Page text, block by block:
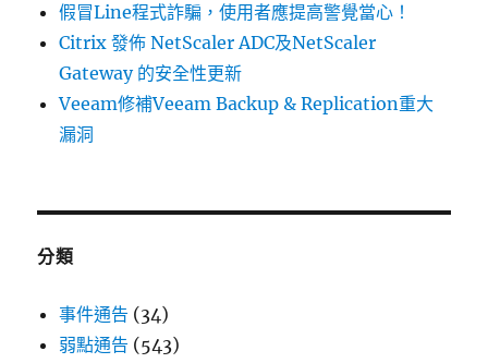
假冒Line程式詐騙，使用者應提高警覺當心！
Citrix 發佈 NetScaler ADC及NetScaler
Gateway 的安全性更新
Veeam修補Veeam Backup & Replication重大
漏洞
分類
事件通告 (34)
弱點通告 (543)